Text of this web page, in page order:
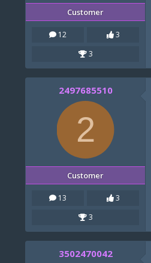
Customer
12
3
3
2497685510
2
Customer
13
3
3
3502470042